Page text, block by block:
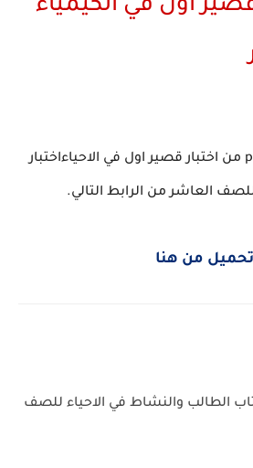
اول في الكيمياء
يمكنك تحمل نسخة pdf من اختبار قصير اول في الاحياءاختبار
العاشر من الرابط التالي.
تحميل من هنا
الطالب والنشاط في الاحياء للصف